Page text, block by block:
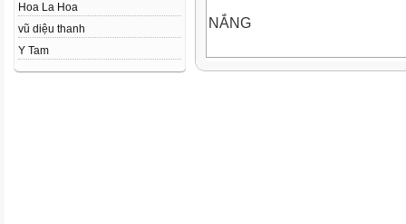
Hoa La Hoa
vũ diệu thanh
Y Tam
NẮNG